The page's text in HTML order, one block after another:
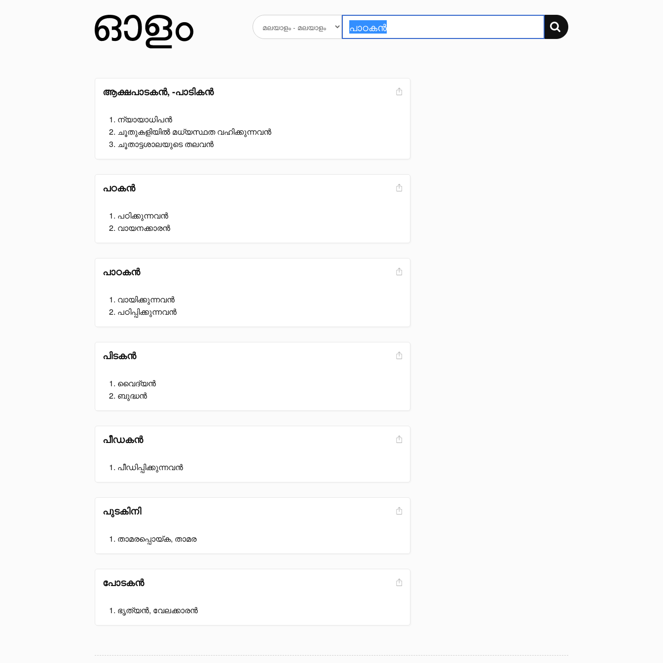
ആക്ഷപാടകൻ, -പാടികൻ
ന്യായാധിപൻ
ചൂതുകളിയിൽ മധ്യസ്ഥത വഹിക്കുന്നവൻ
ചൂതാട്ടശാലയുടെ തലവൻ
പഠകൻ
പഠിക്കുന്നവൻ
വായനക്കാരൻ
പാഠകൻ
വായിക്കുന്നവൻ
പഠിപ്പിക്കുന്നവൻ
പിടകൻ
വൈദ്യൻ
ബുദ്ധൻ
പീഡകൻ
പീഡിപ്പിക്കുന്നവൻ
പുടകിനി
താമരപ്പൊയ്ക, താമര
പോടകൻ
ഭൃത്യൻ, വേലക്കാരൻ